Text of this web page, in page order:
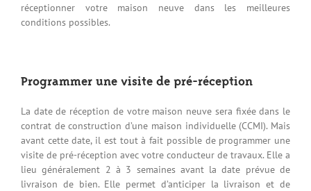
réceptionner votre maison neuve dans les meilleures
conditions possibles.
Programmer une visite de pré-réception
La date de réception de votre maison neuve sera fixée dans le
contrat de construction d’une maison individuelle (CCMI). Mais
avant cette date, il est tout à fait possible de programmer une
visite de pré-réception avec votre conducteur de travaux. Elle a
lieu généralement 2 à 3 semaines avant la date prévue de
livraison de bien. Elle permet d’anticiper la livraison et de